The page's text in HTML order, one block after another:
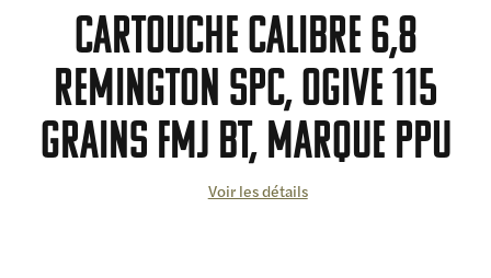
Cartouche calibre 6,8
Remington SPC, ogive 115
grains FMJ BT, marque PPU
Voir les détails